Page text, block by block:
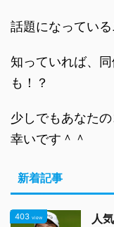
話題になっている
知っていれば、
も！？
少しでもあなた
幸いです＾＾
新着記事
403 view
人